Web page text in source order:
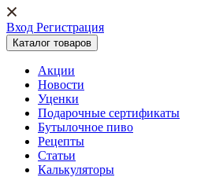
Вход Регистрация
Каталог товаров
Акции
Новости
Уценки
Подарочные сертификаты
Бутылочное пиво
Рецепты
Статьи
Калькуляторы